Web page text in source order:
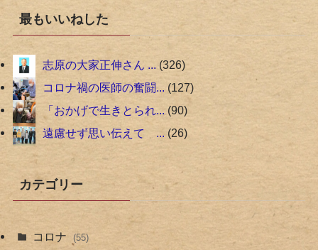
最もいいねした
志原の大家正伸さん ... 326
コロナ禍の医師の奮闘... 127
「おかげで生きとられ... 90
遠慮せず思い伝えて ... 26
カテゴリー
コロナ (55)